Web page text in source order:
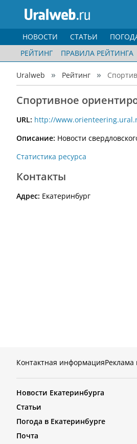
НОВОСТИ СТАТЬИ
РЕЙТИНГ
ПРАВИЛА РЕЙТИНГА
Uralweb Рейтинг
Спортивное
URL: http://
Описание: Новости
Статистика ресурса
Контакты
Адрес: Екатеринбург
Контактная информацияРеклама
Новости Екатеринбурга
Статьи
Погода в Екатеринбурге
Почта